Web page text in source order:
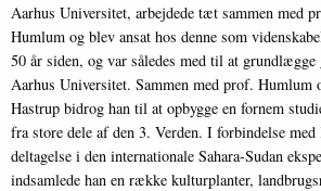
Aarhus Universitet, arbejdede tæt sammen med
Humlum og blev ansat hos denne som
50 år siden, og var således med til at grundlægge
Aarhus Universitet. Sammen med prof. Humlum
Hastrup bidrog han til at opbygge en fornem
fra store dele af den 3. Verden. I forbindelse
deltagelse i den internationale Sahara-Sudan
indsamlede han en række kulturplanter,